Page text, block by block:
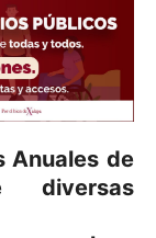
Anuales de
diversas